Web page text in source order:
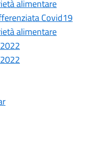
alimentare
Covid19
alimentare